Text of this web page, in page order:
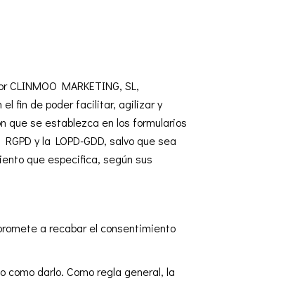
MARKETING, SL,
el fin de poder facilitar, agilizar y
que se establezca en los formularios
y la LOPD-GDD, salvo que sea
que especifica, según sus
a recabar el consentimiento
darlo. Como regla general, la